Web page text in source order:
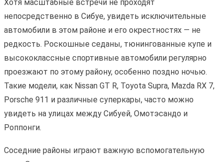
Хотя масштабные встречи не проходят
непосредственно в Сибуе, увидеть исключительные
автомобили в этом районе и его окрестностях — не
редкость. Роскошные седаны, тюнингованные купе и
высококлассные спортивные автомобили регулярно
проезжают по этому району, особенно поздно ночью.
Такие модели, как Nissan GT R, Toyota Supra, Mazda RX 7,
Porsche 911 и различные суперкары, часто можно
увидеть на улицах между Сибуей, Омотэсандо и
Роппонги.
Соседние районы играют важную вспомогательную